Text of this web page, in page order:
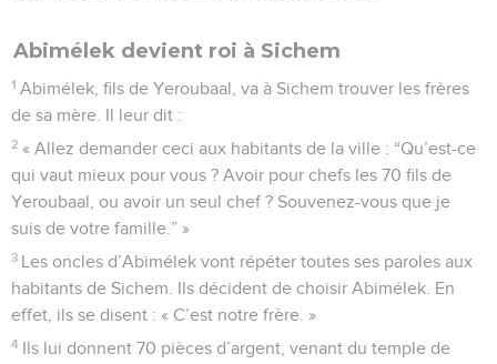
Abimélek devient roi à Sichem
1 Abimélek, fils de Yeroubaal, va à Sichem trouver les frères
de sa mère. Il leur dit :
2 « Allez demander ceci aux habitants de la ville : “Qu’est-ce
qui vaut mieux pour vous ? Avoir pour chefs les 70 fils de
Yeroubaal, ou avoir un seul chef ? Souvenez-vous que je
suis de votre famille.” »
3 Les oncles d’Abimélek vont répéter toutes ses paroles aux
habitants de Sichem. Ils décident de choisir Abimélek. En
effet, ils se disent : « C’est notre frère. »
4 Ils lui donnent 70 pièces d’argent, venant du temple de